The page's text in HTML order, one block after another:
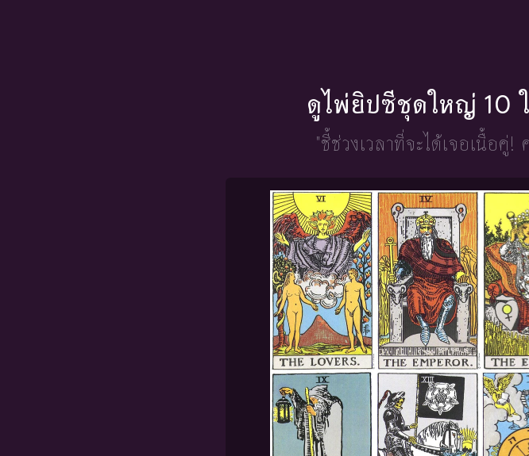
ดูไพ่ยิปซีชุดใหญ่ 10 ใ
"ชี้ช่วงเวลาที่จะได้เจอเนื้อคู่!